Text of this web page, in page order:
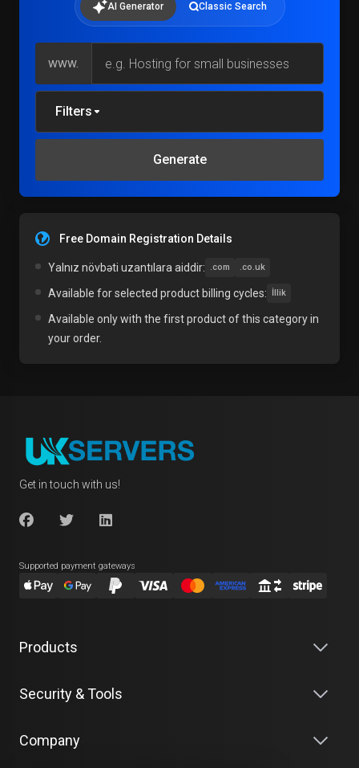
AI Generator Classic Search
www.
Filters
Generate
Free Domain Registration Details
Yalnız növbəti uzantılara aiddir: .com .co.uk
Available for selected product billing cycles: İllik
Available only with the first product of this category in
your order.
Get in touch with us!
Supported payment gateways
Products
Security & Tools
Company